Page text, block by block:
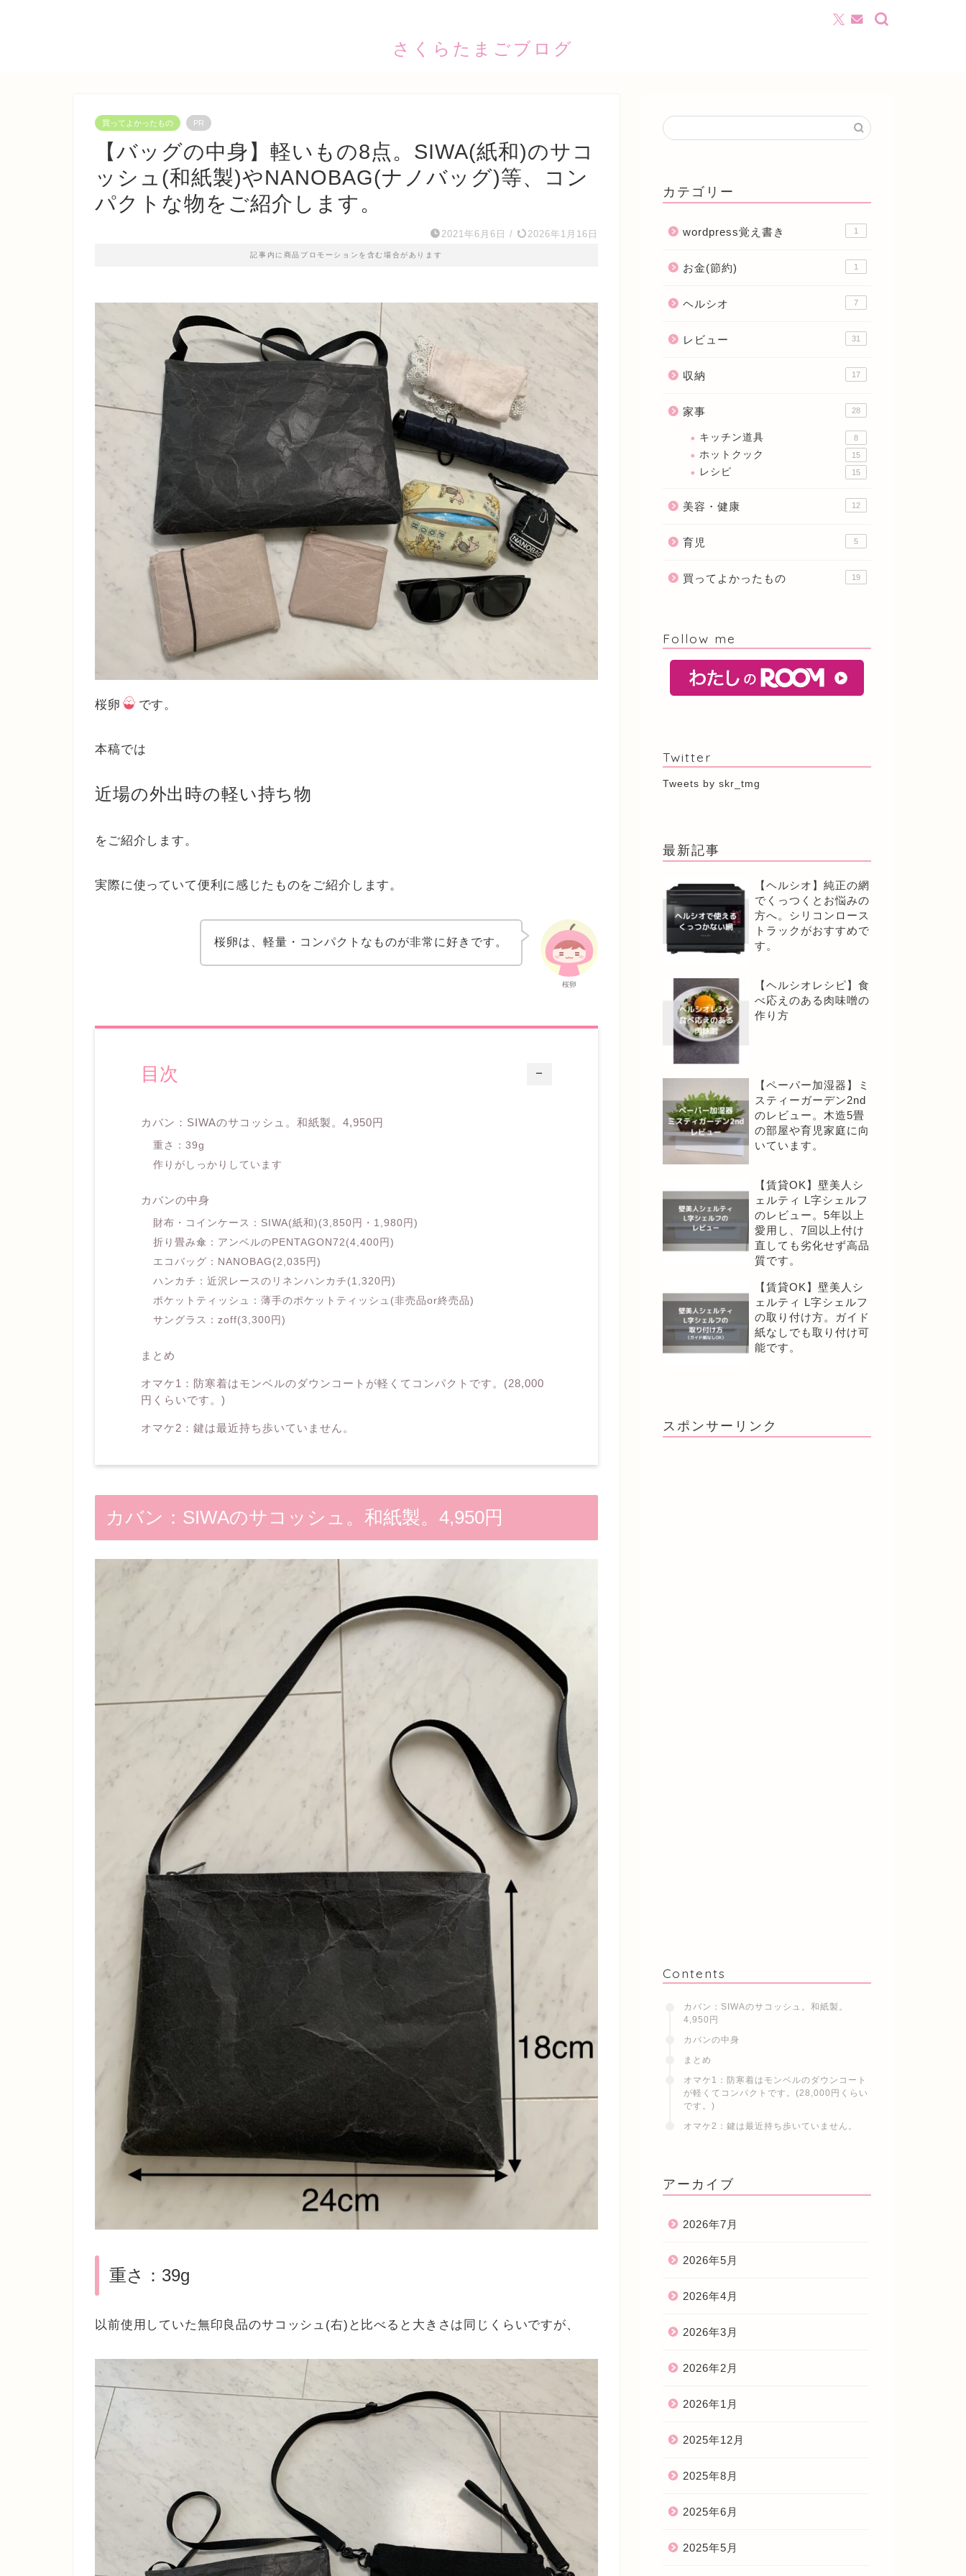
さくらたまごブログ
買ってよかったもの PR
【バッグの中身】軽いもの8点。SIWA(紙和)のサコ
ッシュ(和紙製)やNANOBAG(ナノバッグ)等、コン
パクトな物をご紹介します。
2021年6月6日 / 2026年1月16日
記事内に商品プロモーションを含む場合があります
桜卵 です。
本稿では
近場の外出時の軽い持ち物
をご紹介します。
実際に使っていて便利に感じたものをご紹介します。
桜卵
桜卵は、軽量・コンパクトなものが非常に好きです。
ー
目次
カバン：SIWAのサコッシュ。和紙製。4,950円
重さ：39g
作りがしっかりしています
カバンの中身
財布・コインケース：SIWA(紙和)(3,850円・1,980円)
折り畳み傘：アンベルのPENTAGON72(4,400円)
エコバッグ：NANOBAG(2,035円)
ハンカチ：近沢レースのリネンハンカチ(1,320円)
ポケットティッシュ：薄手のポケットティッシュ(非売品or終売品)
サングラス：zoff(3,300円)
まとめ
オマケ1：防寒着はモンベルのダウンコートが軽くてコンパクトです。(28,000
円くらいです。)
オマケ2：鍵は最近持ち歩いていません。
カバン：SIWAのサコッシュ。和紙製。4,950円
重さ：39g
以前使用していた無印良品のサコッシュ(右)と比べると大きさは同じくらいですが、
カテゴリー
wordpress覚え書き 1
お金(節約) 1
ヘルシオ 7
レビュー 31
収納 17
家事 28
キッチン道具 8
ホットクック 15
レシピ 15
美容・健康 12
育児 5
買ってよかったもの 19
Follow me
Twitter
Tweets by skr_tmg
最新記事
【ヘルシオ】純正の網
でくっつくとお悩みの
方へ。シリコンロース
トラックがおすすめで
す。
【ヘルシオレシピ】食
べ応えのある肉味噌の
作り方
【ペーパー加湿器】ミ
スティーガーデン2nd
のレビュー。木造5畳
の部屋や育児家庭に向
いています。
【賃貸OK】壁美人シ
ェルティ L字シェルフ
のレビュー。5年以上
愛用し、7回以上付け
直しても劣化せず高品
質です。
【賃貸OK】壁美人シ
ェルティ L字シェルフ
の取り付け方。ガイド
紙なしでも取り付け可
能です。
スポンサーリンク
Contents
カバン：SIWAのサコッシュ。和紙製。
4,950円
カバンの中身
まとめ
オマケ1：防寒着はモンベルのダウンコート
が軽くてコンパクトです。(28,000円くらい
です。)
オマケ2：鍵は最近持ち歩いていません。
アーカイブ
2026年7月
2026年5月
2026年4月
2026年3月
2026年2月
2026年1月
2025年12月
2025年8月
2025年6月
2025年5月